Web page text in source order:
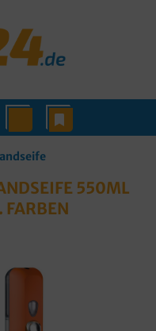
550ML
FARBEN